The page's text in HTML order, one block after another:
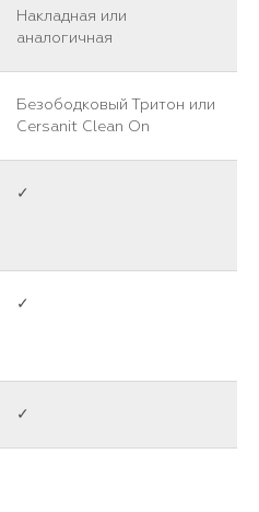
Накладная или
аналогичная
Безободковый Тритон или
Cersanit Clean On
✓
✓
✓